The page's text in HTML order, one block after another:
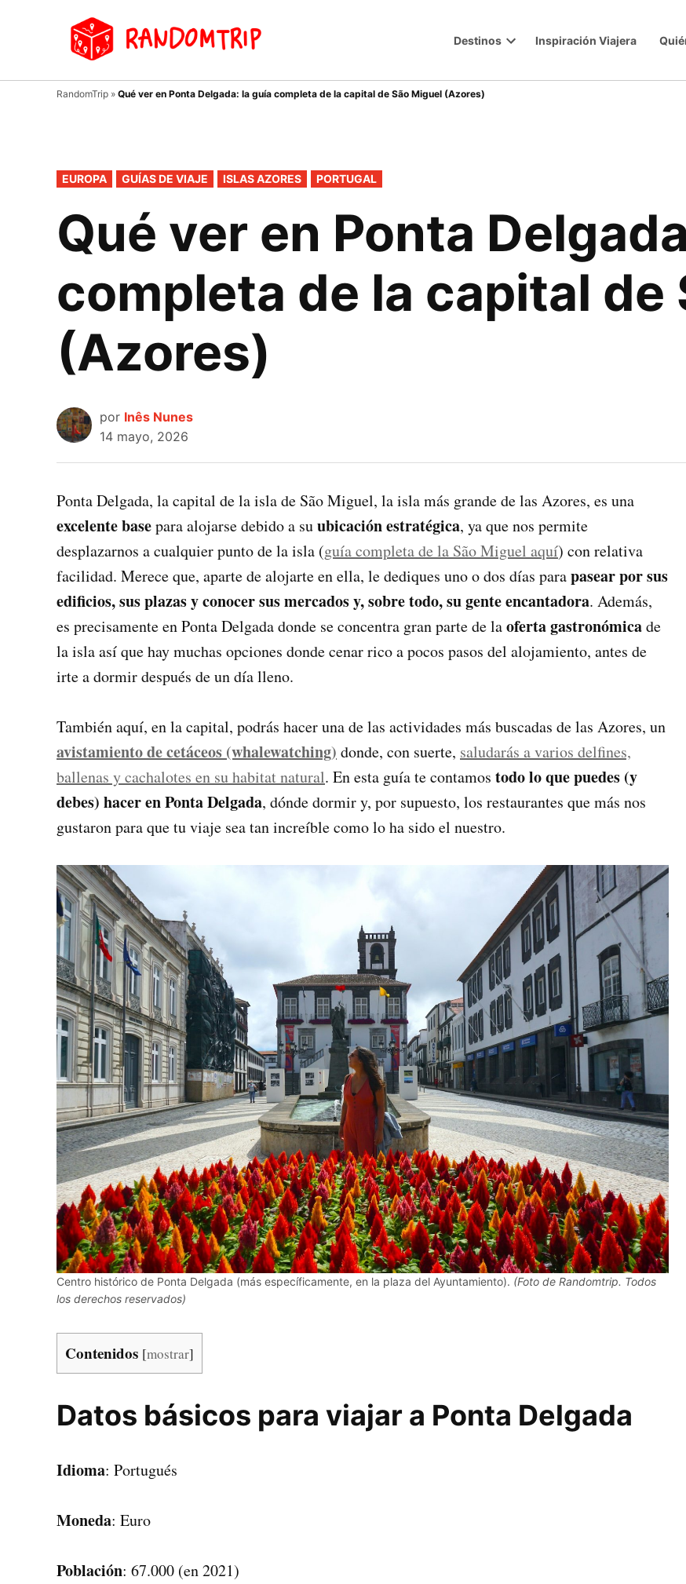
donde
tu
Destinos
menu
Inspiración Viajera
RandomTrip » Qué ver en Ponta Delgada: la guía completa de la capital de São Miguel (Azores)
PUBLICADO
EN
EUROPA GUÍAS DE VIAJE ISLAS AZORES PORTUGAL
Qué ver en Ponta
completa de la capital de
(Azores)
por Inês Nunes
14 mayo, 2026
Ponta Delgada, la capital de la isla de São Miguel, la isla más grande de las Azores, es una
excelente basepara alojarse debido a suubicación estratégica, ya que nos permite
desplazarnos a cualquier punto de la isla (guía completa de la São Miguel aquí) con relativa
facilidad. Merece que, aparte de alojarte en ella, le dediques uno o dos días parapasear por sus
edificios, sus plazas y conocer sus mercados y, sobre todo, su gente encantadora. Además,
es precisamente en Ponta Delgada donde se concentra gran parte de laoferta gastronómicade
la isla así que hay muchas opciones donde cenar rico a pocos pasos del alojamiento, antes de
irte a dormir después de un día lleno.
También aquí, en la capital, podrás hacer una de las actividades más buscadas de las Azores, un
avistamiento de cetáceos (whalewatching) donde, con suerte, saludarás a varios delfines,
ballenas y cachalotes en su habitat natural. En esta guía te contamos todo lo que puedes (y
debes) hacer en Ponta Delgada, dónde dormir y, por supuesto, los restaurantes que más nos
gustaron para que tu viaje sea tan increíble como lo ha sido el nuestro.
Centro histórico de Ponta Delgada (más específicamente, en la plaza del Ayuntamiento). (Foto de Randomtrip. Todos
los derechos reservados)
Contenidos [mostrar]
Datos básicos para viajar a Ponta Delgada
Idioma: Portugués
Moneda: Euro
Población: 67.000 (en 2021)